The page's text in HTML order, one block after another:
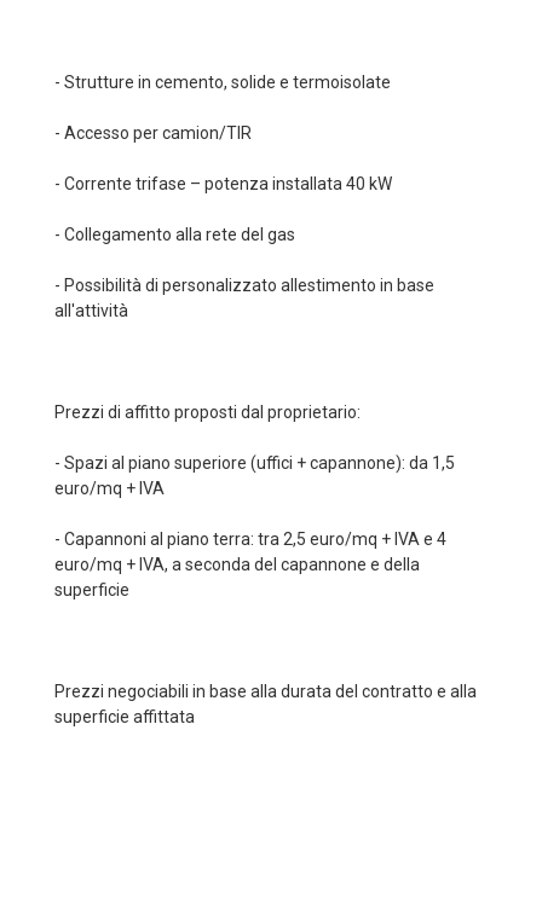
- Strutture in cemento, solide e termoisolate
- Accesso per camion/TIR
- Corrente trifase – potenza installata 40 kW
- Collegamento alla rete del gas
- Possibilità di personalizzato allestimento in base
all'attività
Prezzi di affitto proposti dal proprietario:
- Spazi al piano superiore (uffici + capannone): da 1,5
euro/mq + IVA
- Capannoni al piano terra: tra 2,5 euro/mq + IVA e 4
euro/mq + IVA, a seconda del capannone e della
superficie
Prezzi negociabili in base alla durata del contratto e alla
superficie affittata